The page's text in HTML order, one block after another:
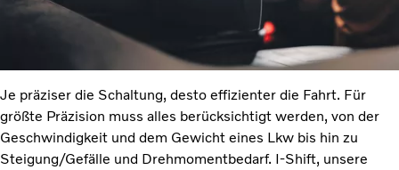
Je präziser die Schaltung, desto effizienter die Fahrt. Für
größte Präzision muss alles berücksichtigt werden, von der
Geschwindigkeit und dem Gewicht eines Lkw bis hin zu
Steigung/Gefälle und Drehmomentbedarf. I-Shift, unsere